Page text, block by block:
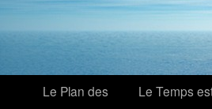
Le Plan des
Le Temps